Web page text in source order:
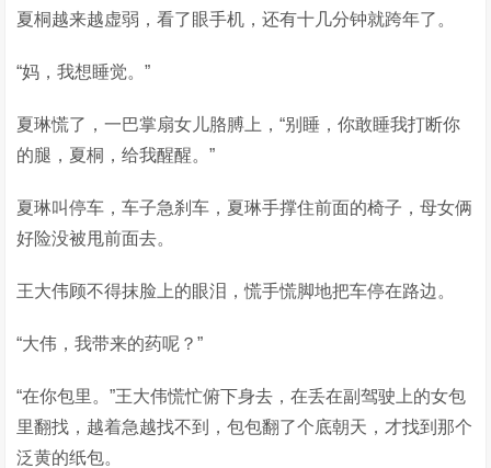
夏桐越来越虚弱，看了眼手机，还有十几分钟就跨年了。
“妈，我想睡觉。”
夏琳慌了，一巴掌扇女儿胳膊上，“别睡，你敢睡我打断你
的腿，夏桐，给我醒醒。”
夏琳叫停车，车子急刹车，夏琳手撑住前面的椅子，母女俩
好险没被甩前面去。
王大伟顾不得抹脸上的眼泪，慌手慌脚地把车停在路边。
“大伟，我带来的药呢？”
“在你包里。”王大伟慌忙俯下身去，在丢在副驾驶上的女包
里翻找，越着急越找不到，包包翻了个底朝天，才找到那个
泛黄的纸包。